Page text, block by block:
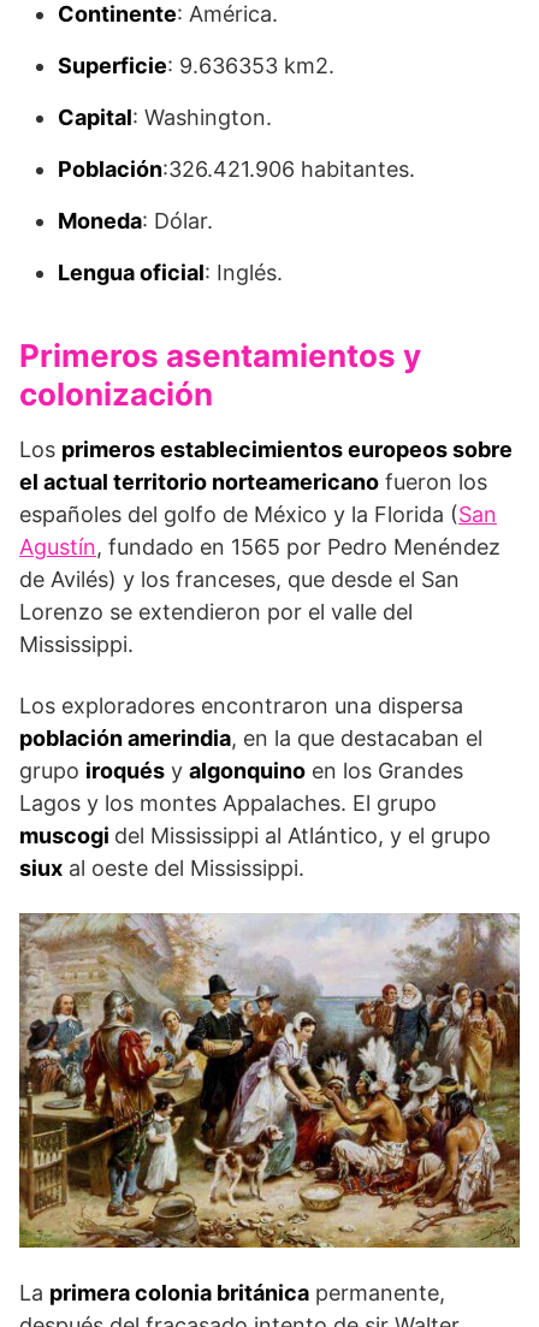
Continente: América.
Superficie: 9.636353 km2.
Capital: Washington.
Población:326.421.906 habitantes.
Moneda: Dólar.
Lengua oficial: Inglés.
Primeros asentamientos y
colonización
Los primeros establecimientos europeos sobre
el actual territorio norteamericano fueron los
españoles del golfo de México y la Florida (San
Agustín, fundado en 1565 por Pedro Menéndez
de Avilés) y los franceses, que desde el San
Lorenzo se extendieron por el valle del
Mississippi.
Los exploradores encontraron una dispersa
población amerindia, en la que destacaban el
grupo iroqués y algonquino en los Grandes
Lagos y los montes Appalaches. El grupo
muscogi del Mississippi al Atlántico, y el grupo
siux al oeste del Mississippi.
La primera colonia británica permanente,